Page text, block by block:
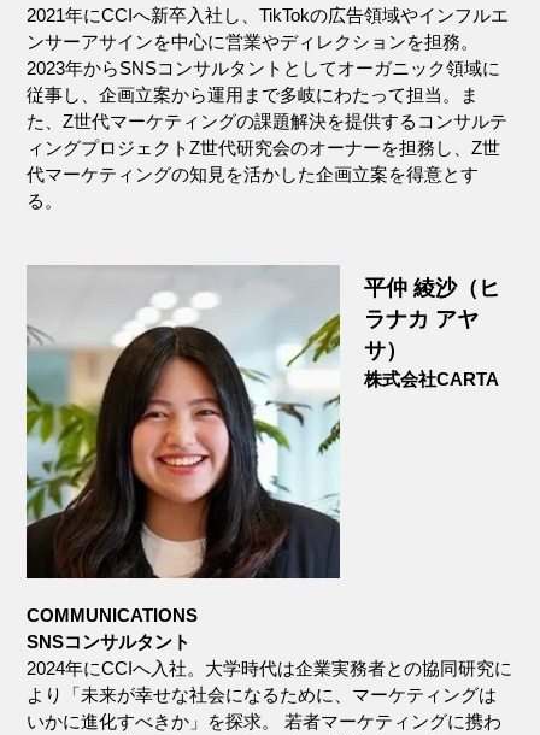
2021年にCCIへ新卒入社し、TikTokの広告領域やインフルエ
ンサーアサインを中心に営業やディレクションを担務。
2023年からSNSコンサルタントとしてオーガニック領域に
従事し、企画立案から運用まで多岐にわたって担当。ま
た、Z世代マーケティングの課題解決を提供するコンサルテ
ィングプロジェクトZ世代研究会のオーナーを担務し、Z世
代マーケティングの知見を活かした企画立案を得意とす
る。
平仲 綾沙（ヒ
ラナカ アヤ
サ）
株式会社CARTA
COMMUNICATIONS
SNSコンサルタント
2024年にCCIへ入社。大学時代は企業実務者との協同研究に
より「未来が幸せな社会になるために、マーケティングは
いかに進化すべきか」を探求。 若者マーケティングに携わ